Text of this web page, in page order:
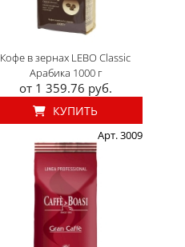
Кофе в зернах LEBO Classic
Арабика 1000 г
от 1 359.76 руб.
КУПИТЬ
Арт. 3009